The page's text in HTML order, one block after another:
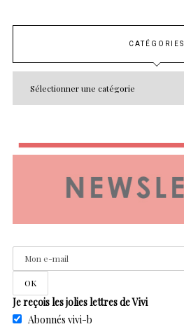
CATÉGORIES
Je reçois les jolies lettres de Vivi
Abonnés vivi-b